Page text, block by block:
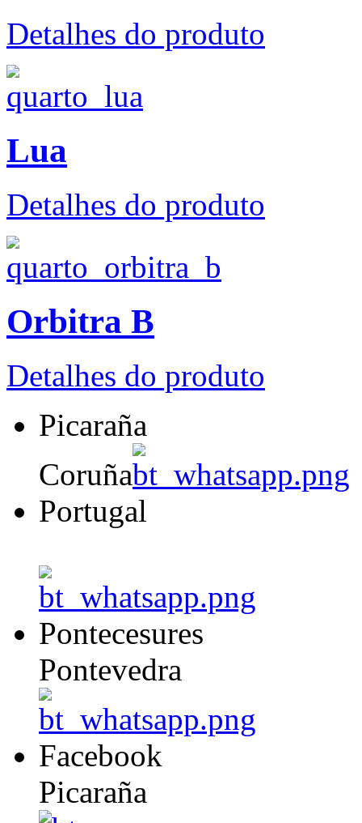
Detalhes do produto
Lua
Detalhes do produto
Orbitra B
Detalhes do produto
Picaraña
Coruña
Portugal
Pontecesures
Pontevedra
Facebook
Picaraña